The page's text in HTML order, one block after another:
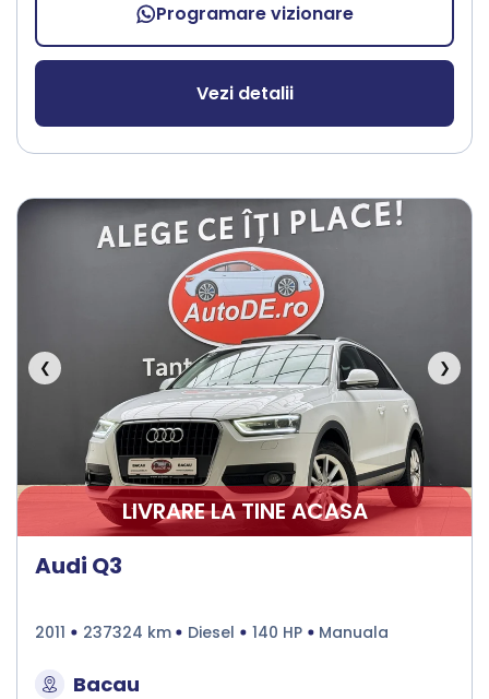
Programare vizionare
Vezi detalii
❮ ❯
LIVRARE LA TINE ACASA
Audi Q3
2011 237324 km Diesel 140 HP Manuala
Bacau